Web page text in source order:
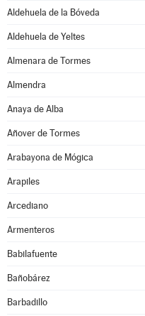
Aldehuela de la Bóveda
Aldehuela de Yeltes
Almenara de Tormes
Almendra
Anaya de Alba
Añover de Tormes
Arabayona de Mógica
Arapiles
Arcediano
Armenteros
Babilafuente
Bañobárez
Barbadillo